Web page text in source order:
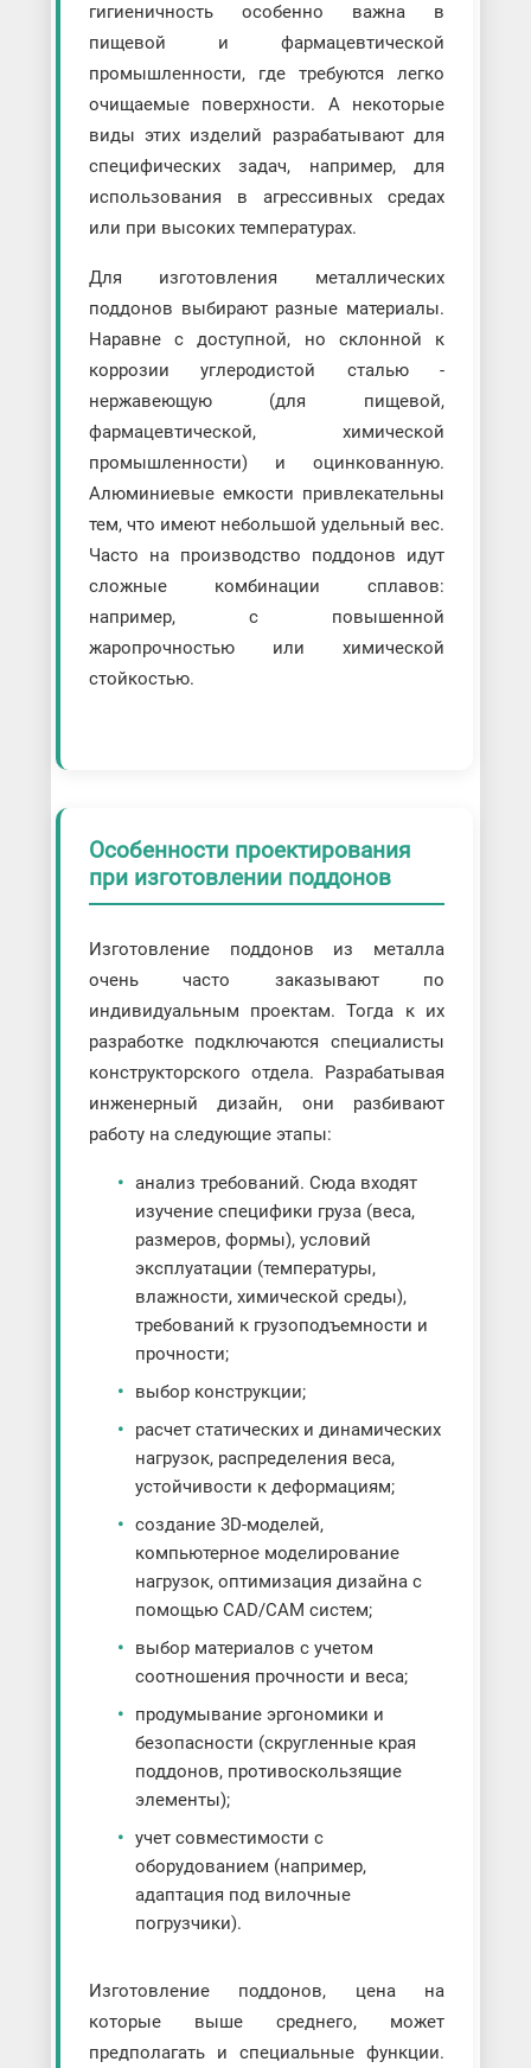
гигиеничность особенно важна в
пищевой и фармацевтической
промышленности, где требуются легко
очищаемые поверхности. А некоторые
виды этих изделий разрабатывают для
специфических задач, например, для
использования в агрессивных средах
или при высоких температурах.
Для изготовления металлических
поддонов выбирают разные материалы.
Наравне с доступной, но склонной к
коррозии углеродистой сталью -
нержавеющую (для пищевой,
фармацевтической, химической
промышленности) и оцинкованную.
Алюминиевые емкости привлекательны
тем, что имеют небольшой удельный вес.
Часто на производство поддонов идут
сложные комбинации сплавов:
например, с повышенной
жаропрочностью или химической
стойкостью.
Особенности проектирования
при изготовлении поддонов
Изготовление поддонов из металла
очень часто заказывают по
индивидуальным проектам. Тогда к их
разработке подключаются специалисты
конструкторского отдела. Разрабатывая
инженерный дизайн, они разбивают
работу на следующие этапы:
анализ требований. Сюда входят
изучение специфики груза (веса,
размеров, формы), условий
эксплуатации (температуры,
влажности, химической среды),
требований к грузоподъемности и
прочности;
выбор конструкции;
расчет статических и динамических
нагрузок, распределения веса,
устойчивости к деформациям;
создание 3D-моделей,
компьютерное моделирование
нагрузок, оптимизация дизайна с
помощью CAD/CAM систем;
выбор материалов с учетом
соотношения прочности и веса;
продумывание эргономики и
безопасности (скругленные края
поддонов, противоскользящие
элементы);
учет совместимости с
оборудованием (например,
адаптация под вилочные
погрузчики).
Изготовление поддонов, цена на
которые выше среднего, может
предполагать и специальные функции.